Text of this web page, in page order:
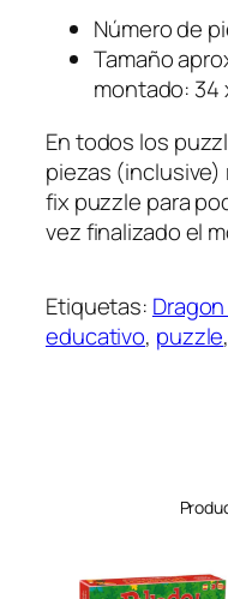
c
a
n
t
d
a
d
Número de
Tamaño
montado: 34
En todos los
piezas (inclusive)
fix puzzle para
vez finalizado el
Etiquetas:
educativo, puzzle,